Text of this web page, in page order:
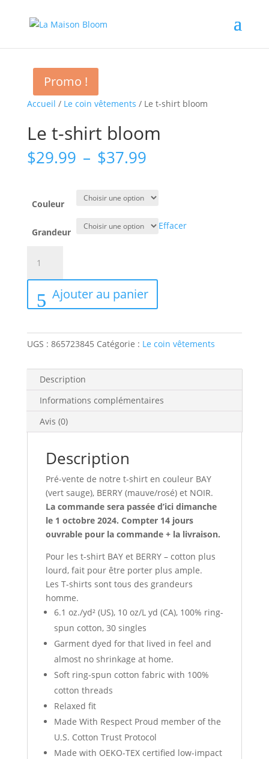
Accueil / Le coin vêtements / Le t-shirt bloom
Le t-shirt bloom
$29.99 – $37.99Plage
$29.99
$37.99
Couleur
Grandeur
Effacer
Le
shirt
Ajouter au panier
UGS : 865723845 Catégorie : Le coin vêtements
Description
Informations complémentaires
Avis (0)
Description
Pré-vente de notre t-shirt en couleur BAY
(vert sauge), BERRY (mauve/rosé) et NOIR.
La commande sera passée d’ici dimanche
le 1 octobre 2024. Compter 14 jours
ouvrable pour la commande + la livraison.
Pour les t-shirt BAY et BERRY – cotton plus
lourd, fait pour être porter plus ample.
Les T-shirts sont tous des grandeurs
homme.
6.1 oz./yd² (US), 10 oz/L yd (CA), 100% ring-
spun cotton, 30 singles
Garment dyed for that lived in feel and
almost no shrinkage at home.
Soft ring-spun cotton fabric with 100%
cotton threads
Relaxed fit
Made With Respect Proud member of the
U.S. Cotton Trust Protocol
Made with OEKO-TEX certified low-impact
Promo !